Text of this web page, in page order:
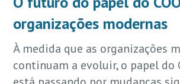
organizações modernas
À medida que as organizações
continuam a evoluir, o papel do